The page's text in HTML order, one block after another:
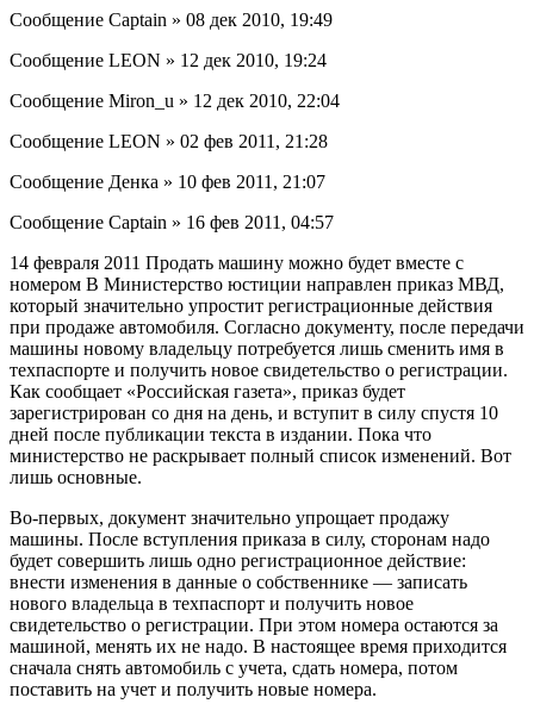
Сообщение Captain » 08 дек 2010, 19:49
Сообщение LEON » 12 дек 2010, 19:24
Сообщение Miron_u » 12 дек 2010, 22:04
Сообщение LEON » 02 фев 2011, 21:28
Сообщение Денка » 10 фев 2011, 21:07
Сообщение Captain » 16 фев 2011, 04:57
14 февраля 2011 Продать машину можно будет вместе с
номером В Министерство юстиции направлен приказ МВД,
который значительно упростит регистрационные действия
при продаже автомобиля. Согласно документу, после передачи
машины новому владельцу потребуется лишь сменить имя в
техпаспорте и получить новое свидетельство о регистрации.
Как сообщает «Российская газета», приказ будет
зарегистрирован со дня на день, и вступит в силу спустя 10
дней после публикации текста в издании. Пока что
министерство не раскрывает полный список изменений. Вот
лишь основные.
Во-первых, документ значительно упрощает продажу
машины. После вступления приказа в силу, сторонам надо
будет совершить лишь одно регистрационное действие:
внести изменения в данные о собственнике — записать
нового владельца в техпаспорт и получить новое
свидетельство о регистрации. При этом номера остаются за
машиной, менять их не надо. В настоящее время приходится
сначала снять автомобиль с учета, сдать номера, потом
поставить на учет и получить новые номера.